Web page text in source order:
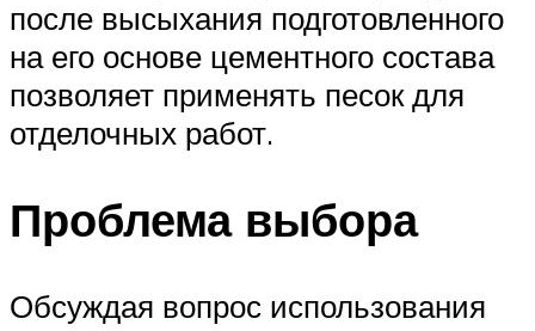
после высыхания подготовленного
на его основе цементного состава
позволяет применять песок для
отделочных работ.
Проблема выбора
Обсуждая вопрос использования